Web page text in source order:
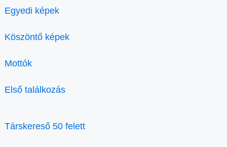
Egyedi képek
Köszöntő képek
Mottók
Első találkozás
Társkereső 50 felett